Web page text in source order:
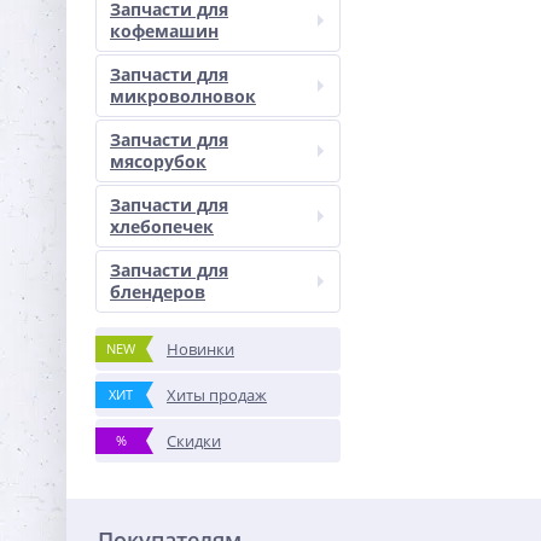
Запчасти для
кофемашин
Запчасти для
микроволновок
Запчасти для
мясорубок
Запчасти для
хлебопечек
Запчасти для
блендеров
NEW Новинки
ХИТ Хиты продаж
% Скидки